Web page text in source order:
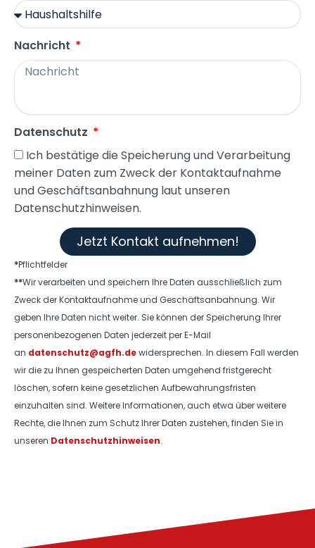
Nachricht
Datenschutz
Ich bestätige die Speicherung und Verarbeitung
meiner Daten zum Zweck der Kontaktaufnahme
und Geschäftsanbahnung laut unseren
Datenschutzhinweisen.
Jetzt Kontakt aufnehmen!
*Pflichtfelder
**Wir verarbeiten und speichern Ihre Daten ausschließlich zum
Zweck der Kontaktaufnahme und Geschäftsanbahnung. Wir
geben Ihre Daten nicht weiter. Sie können der Speicherung Ihrer
personenbezogenen Daten jederzeit per E-Mail
an datenschutz@agfh.dewidersprechen. In diesem Fall werden
wir die zu Ihnen gespeicherten Daten umgehend fristgerecht
löschen, sofern keine gesetzlichen Aufbewahrungsfristen
einzuhalten sind. Weitere Informationen, auch etwa über weitere
Rechte, die Ihnen zum Schutz Ihrer Daten zustehen, finden Sie in
unseren Datenschutzhinweisen.